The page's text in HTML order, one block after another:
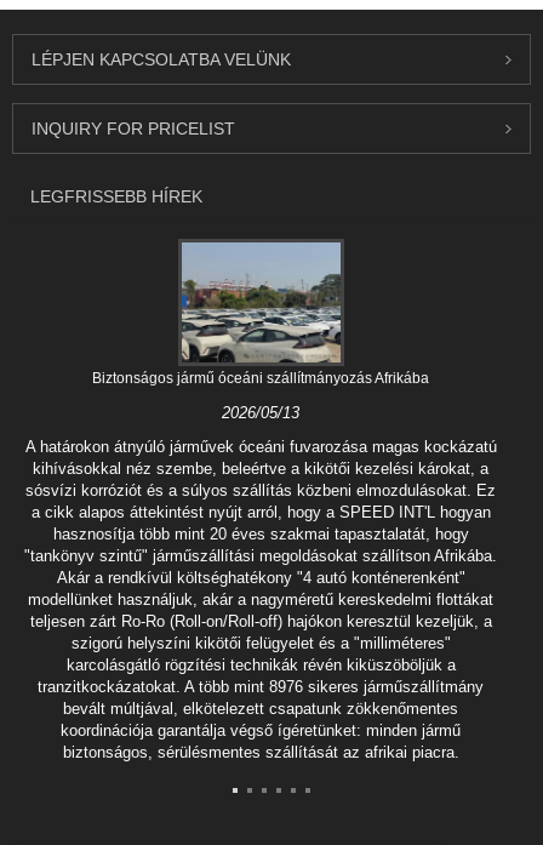
LÉPJEN KAPCSOLATBA VELÜNK
INQUIRY FOR PRICELIST
LEGFRISSEBB HÍREK
Biztonságos jármű óceáni szállítmányozás Afrikába
2026/05/13
A határokon átnyúló járművek óceáni fuvarozása magas kockázatú
kihívásokkal néz szembe, beleértve a kikötői kezelési károkat, a
sósvízi korróziót és a súlyos szállítás közbeni elmozdulásokat. Ez
a cikk alapos áttekintést nyújt arról, hogy a SPEED INT'L hogyan
hasznosítja több mint 20 éves szakmai tapasztalatát, hogy
"tankönyv szintű" járműszállítási megoldásokat szállítson Afrikába.
Akár a rendkívül költséghatékony "4 autó konténerenként"
modellünket használjuk, akár a nagyméretű kereskedelmi flottákat
teljesen zárt Ro-Ro (Roll-on/Roll-off) hajókon keresztül kezeljük, a
szigorú helyszíni kikötői felügyelet és a "milliméteres"
karcolásgátló rögzítési technikák révén kiküszöböljük a
tranzitkockázatokat. A több mint 8976 sikeres járműszállítmány
bevált múltjával, elkötelezett csapatunk zökkenőmentes
koordinációja garantálja végső ígéretünket: minden jármű
biztonságos, sérülésmentes szállítását az afrikai piacra.